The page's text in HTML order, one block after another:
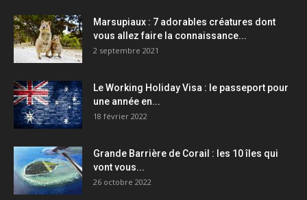
Marsupiaux : 7 adorables créatures dont
vous allez faire la connaissance...
2 septembre 2021
Le Working Holiday Visa : le passeport pour
une année en...
18 février 2022
Grande Barrière de Corail : les 10 îles qui
vont vous...
26 octobre 2022